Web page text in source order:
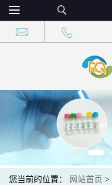
您当前的位置： 网站首页 >